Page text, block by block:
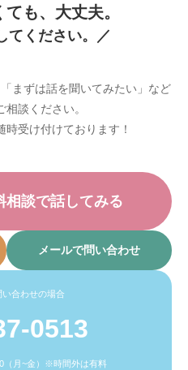
も、大丈夫。
てください。／
まずは話を聞いてみたい」など
相談ください。
受け付けております！
相談で話してみる
メールで問い合わせ
い合わせの場合
0513
（月~金）※時間外は有料